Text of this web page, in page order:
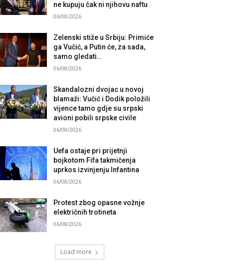
ne kupuju čak ni njihovu naftu
06/08/2026
Zelenski stiže u Srbiju: Primiće
ga Vučić, a Putin će, za sada,
samo gledati…
06/08/2026
Skandalozni dvojac u novoj
blamaži: Vučić i Dodik položili
vijence tamo gdje su srpski
avioni pobili srpske civile
06/08/2026
Uefa ostaje pri prijetnji
bojkotom Fifa takmičenja
uprkos izvinjenju Infantina
06/08/2026
Protest zbog opasne vožnje
električnih trotineta
06/08/2026
Load more